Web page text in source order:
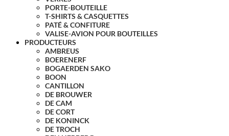
PORTE-BOUTEILLE
T-SHIRTS & CASQUETTES
PATÉ & CONFITURE
VALISE-AVION POUR BOUTEILLES
PRODUCTEURS
AMBREUS
BOERENERF
BOGAERDEN SAKO
BOON
CANTILLON
DE BROUWER
DE CAM
DE CORT
DE KONINCK
DE TROCH